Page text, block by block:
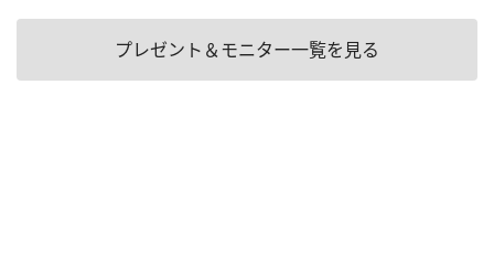
プレゼント＆モニター一覧を見る